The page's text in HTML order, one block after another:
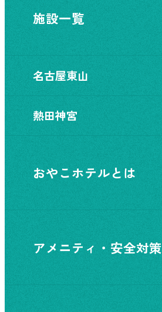
施設一覧
名古屋東山
熱田神宮
おやこホテルとは
アメニティ・安全対策